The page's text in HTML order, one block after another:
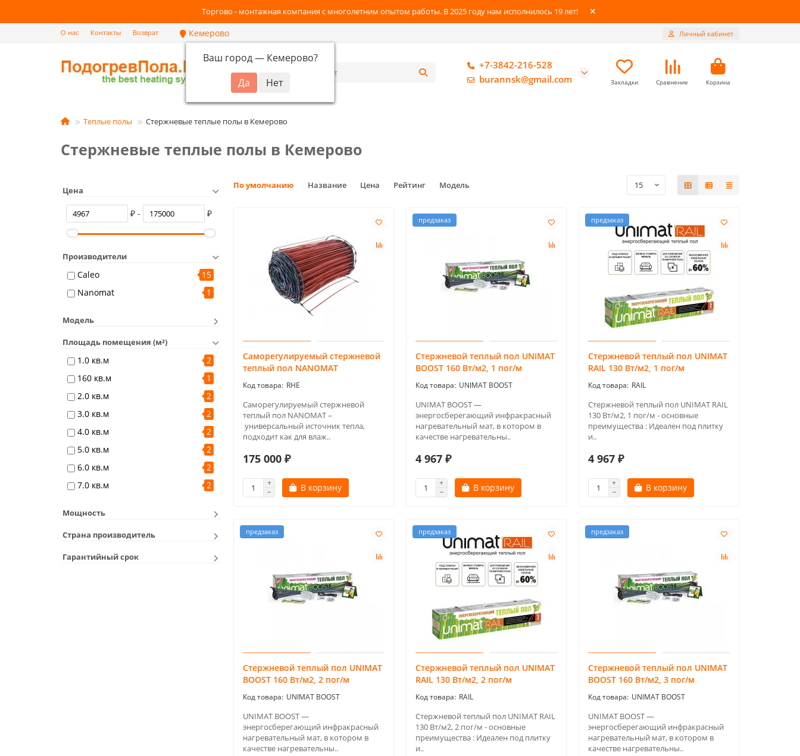
Торгово - монтажная компания с многолетним опытом работы. В 2025 году нам исполнилось 19 лет!
О нас Контакты Возврат Кемерово
Ваш город — Кемерово?
Личный кабинет
Каталог
+7-3842-216-528
burannsk@gmail.com
Закладки Сравнение Корзина
Теплые полы Стержневые теплые полы в Кемерово
Стержневые теплые полы в Кемерово
Цена
₽ - ₽
Производители
Caleo
15
Nanomat
1
Модель
Площадь помещения (м²)
1.0 кв.м
2
160 кв.м
1
2.0 кв.м
2
3.0 кв.м
2
4.0 кв.м
2
5.0 кв.м
2
6.0 кв.м
2
7.0 кв.м
2
Мощность
Страна производитель
Гарантийный срок
По умолчанию Название Цена Рейтинг Модель
Саморегулируемый стержневой
теплый пол NANOMAT
RHE
Саморегулируемый стержневой
теплый пол NANOMAT –
универсальный источник тепла,
подходит как для влаж..
175 000 ₽
В корзину
предзаказ
Стержневой теплый пол UNIMAT
BOOST 160 Вт/м2, 1 пог/м
UNIMAT BOOST
UNIMAT BOOST —
энергосберегающий инфракрасный
нагревательный мат, в котором в
качестве нагревательны..
4 967 ₽
В корзину
предзаказ
Стержневой теплый пол UNIMAT
RAIL 130 Вт/м2, 1 пог/м
RAIL
Стержневой теплый пол UNIMAT RAIL
130 Вт/м2, 1 пог/м - основные
преимущества : Идеален под плитку
и..
4 967 ₽
В корзину
предзаказ
Стержневой теплый пол UNIMAT
BOOST 160 Вт/м2, 2 пог/м
UNIMAT BOOST
UNIMAT BOOST —
энергосберегающий инфракрасный
нагревательный мат, в котором в
качестве нагревательны..
предзаказ
Стержневой теплый пол UNIMAT
RAIL 130 Вт/м2, 2 пог/м
RAIL
Стержневой теплый пол UNIMAT RAIL
130 Вт/м2, 2 пог/м - основные
преимущества : Идеален под плитку
и..
предзаказ
Стержневой теплый пол UNIMAT
BOOST 160 Вт/м2, 3 пог/м
UNIMAT BOOST
UNIMAT BOOST —
энергосберегающий инфракрасный
нагревательный мат, в котором в
качестве нагревательны..